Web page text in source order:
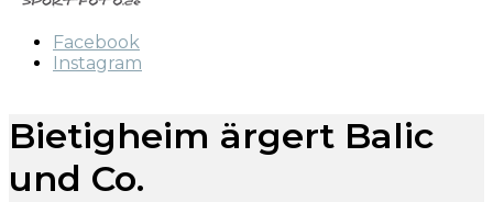
Facebook
Instagram
Bietigheim ärgert Balic
und Co.